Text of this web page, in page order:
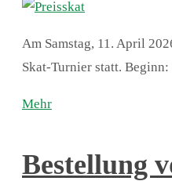
Am Samstag, 11. April
Skat-Turnier statt.
Mehr
Bestellung